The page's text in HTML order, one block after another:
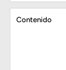
Contenido